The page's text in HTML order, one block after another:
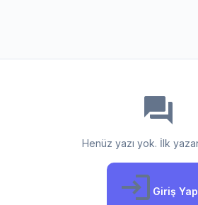
forum
Henüz yazı yok. İlk
login Giriş Yap